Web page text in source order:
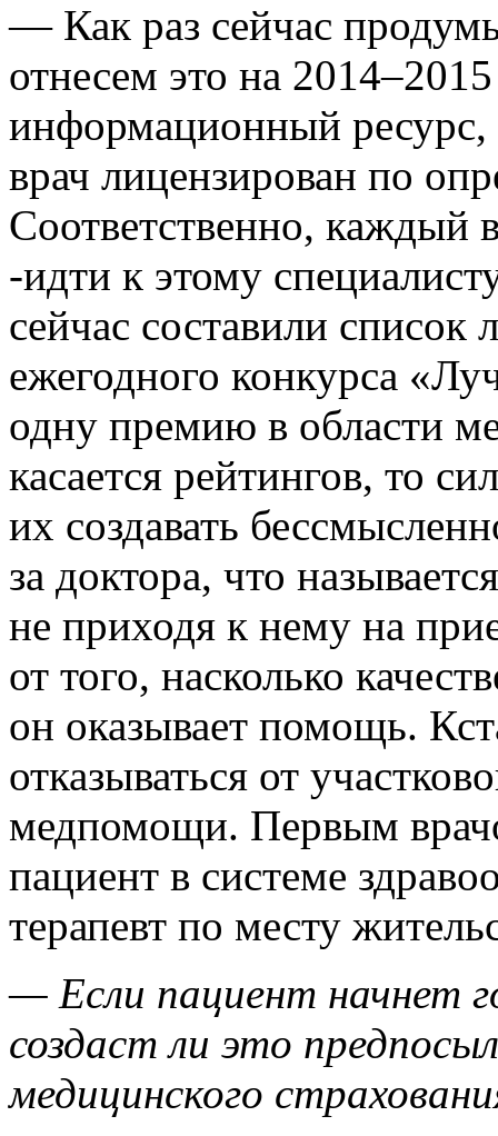
— Как раз сейчас
отнесем это на
информационный ресурс,
врач лицензирован по
Соответственно, каждый
-идти к этому
сейчас составили
ежегодного конкурса
одну премию в области
касается рейтингов, то
их создавать
за доктора, что
не приходя к нему на
от того, насколько
он оказывает помощь.
отказываться от
медпомощи. Первым
пациент в системе
терапевт по месту
— Если пациент начнет
создаст ли это
медицинского